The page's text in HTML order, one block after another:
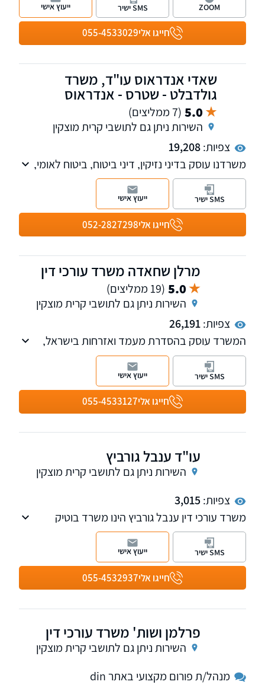
חייגו אלי055-4533029
ZOOM SMS ישיר ייעוץ אישי
שאדי אנדראוס עו"ד, משרד
גולדבלט - שטרס - אנדראוס
5.0 (7 ממליצים)
השירות ניתן גם לתושבי קרית מוצקין
צפיות:19,208
משרדנו עוסק בדיני נזיקין, דיני ביטוח, ביטוח לאומי,
זכויות חולים, רשלנות רפואית. טיפלנו באלפי
לקוחות מרוצים וכיום אנו מייצגים מאות לקוחות
בתיקים פעילים. מקבל לקוחות בקריית מוצקין
ובמעלות תרשיחאחייגו אלי052-2827298
SMS ישיר ייעוץ אישי
מרלן שחאדה משרד עורכי דין
5.0 (19 ממליצים)
השירות ניתן גם לתושבי קרית מוצקין
צפיות:26,191
המשרד עוסק בהסדרת מעמד ואזרחות בישראל,
בייצוג משפטי מול רשות האוכלוסין בבתי הדין ובתי
המשפט, עם ניסיון והצלחות רבות.
חייגו אלי055-4533127
SMS ישיר ייעוץ אישי
עו"ד ענבל גורביץ
השירות ניתן גם לתושבי קרית מוצקין
צפיות:3,015
משרד עורכי דין ענבל גורביץ הינו משרד בוטיק
העוסק בתחום נזקי גוף ותאונות וכן הביטוח הלאומי.
חייגו אלי055-4532937
SMS ישיר ייעוץ אישי
פרלמן ושות' משרד עורכי דין
השירות ניתן גם לתושבי קרית מוצקין
מנהל/ת פורום מקצועי באתר din